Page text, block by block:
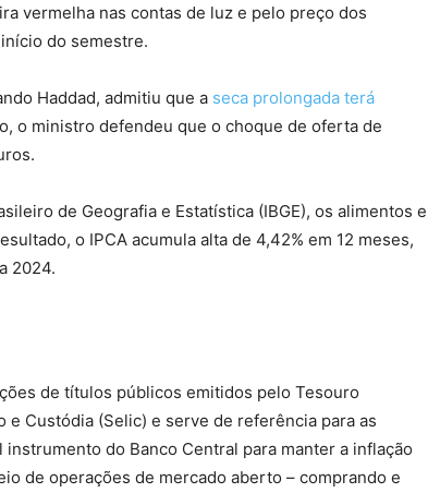
vermelha nas contas de luz e pelo preço dos
do semestre.
Haddad, admitiu que a seca prolongada terá
o ministro defendeu que o choque de oferta de
de Geografia e Estatística (IBGE), os alimentos e
o IPCA acumula alta de 4,42% em 12 meses,
2024.
de títulos públicos emitidos pelo Tesouro
e Custódia (Selic) e serve de referência para as
do Banco Central para manter a inflação
de operações de mercado aberto – comprando e